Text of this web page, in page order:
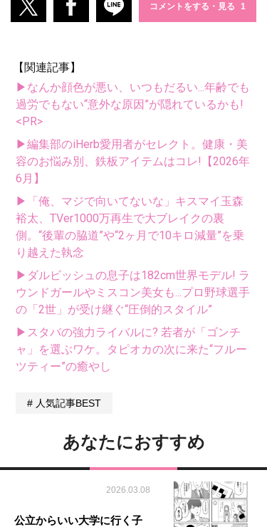
コメントをする・見る
【関連記事】
▶なんか顔色が悪い、いつもだるい...年齢でも
過労でもない“意外な原因”が隠れているかも!
<PR>
▶編集部のiHerb愛用者がセレクト。健康・美
容のお悩み別、鉄板アイテムはコレ!【2026年
6月】
▶「俺、マジで向いてないな」キスマイ玉森
裕太、TVer1000万再生で大ブレイクの裏
側。“後輩の脇道”や“2ヶ月で10キロ減量”を乗
り越えた執念
▶ダルビッシュの息子は182cm世界モデル! ラ
ウンドガールやミスコン美女も...プロ野球選手
の「2世」が受け継ぐ“圧倒的スタイル”
▶スタバの強力ライバルに? 若者が「ゴンチ
ャ」を選ぶワケ。タピオカの次に来た“フルー
ツティー”の癒やし
人気記事BEST
あなたにおすすめ
2026.03.08
公立からいい大学に行く子